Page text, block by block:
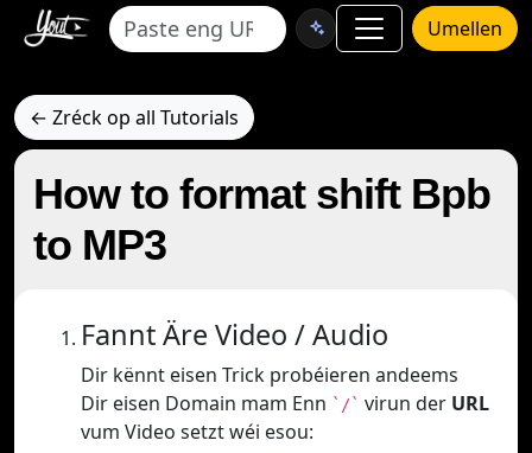
Umellen
← Zréck op all Tutorials
How to format shift Bpb
to MP3
Fannt Äre Video / Audio
Dir kënnt eisen Trick probéieren andeems
Dir eisen Domain mam Enn `/` virun der URL
vum Video setzt wéi esou: